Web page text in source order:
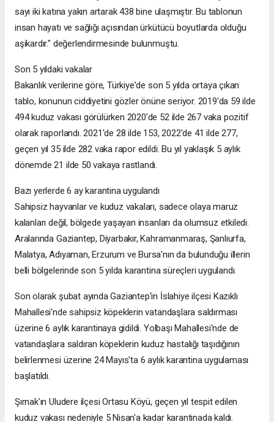
sayı iki katına yakın artarak 438 bine ulaşmıştır. Bu tablonun
insan hayatı ve sağlığı açısından ürkütücü boyutlarda olduğu
aşikardır." değerlendirmesinde bulunmuştu.
Son 5 yıldaki vakalar
Bakanlık verilerine göre, Türkiye'de son 5 yılda ortaya çıkan
tablo, konunun ciddiyetini gözler önüne seriyor. 2019'da 59 ilde
494 kuduz vakası görülürken 2020'de 52 ilde 267 vaka pozitif
olarak raporlandı. 2021'de 28 ilde 153, 2022'de 41 ilde 277,
geçen yıl 35 ilde 282 vaka rapor edildi. Bu yıl yaklaşık 5 aylık
dönemde 21 ilde 50 vakaya rastlandı.
Bazı yerlerde 6 ay karantina uygulandı
Sahipsiz hayvanlar ve kuduz vakaları, sadece olaya maruz
kalanları değil, bölgede yaşayan insanları da olumsuz etkiledi.
Aralarında Gaziantep, Diyarbakır, Kahramanmaraş, Şanlıurfa,
Malatya, Adıyaman, Erzurum ve Bursa'nın da bulunduğu illerin
belli bölgelerinde son 5 yılda karantina süreçleri uygulandı.
Son olarak şubat ayında Gaziantep'in İslahiye ilçesi Kazıklı
Mahallesi'nde sahipsiz köpeklerin vatandaşlara saldırması
üzerine 6 aylık karantinaya gidildi. Yolbaşı Mahallesi'nde de
vatandaşlara saldıran köpeklerin kuduz hastalığı taşıdığının
belirlenmesi üzerine 24 Mayıs'ta 6 aylık karantina uygulaması
başlatıldı.
Şırnak'ın Uludere ilçesi Ortasu Köyü, geçen yıl tespit edilen
kuduz vakası nedeniyle 5 Nisan'a kadar karantinada kaldı.